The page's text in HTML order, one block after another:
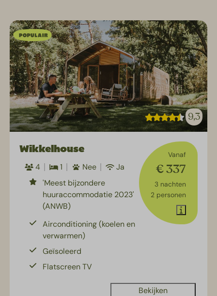
9,3
Vanaf
€ 337
3 nachten
2 personen
Wikkelhouse
4 1 Nee
Ja
'Meest bijzondere
huuraccommodatie 2023'
(ANWB)
Airconditioning (koelen en
verwarmen)
Geïsoleerd
Flatscreen TV
Bekijken